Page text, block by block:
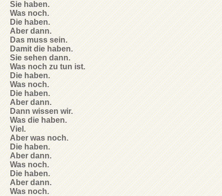
Sie haben.
Was noch.
Die haben.
Aber dann.
Das muss sein.
Damit die haben.
Sie sehen dann.
Was noch zu tun ist.
Die haben.
Was noch.
Die haben.
Aber dann.
Dann wissen wir.
Was die haben.
Viel.
Aber was noch.
Die haben.
Aber dann.
Was noch.
Die haben.
Aber dann.
Was noch.